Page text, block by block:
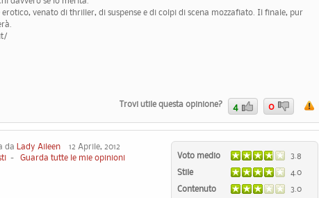
venato di thriller, di suspense e di colpi di scena mozzafiato. Il finale, pur
Trovi utile questa opinione? 4 0
Voto medio
3.8
Stile
4.0
Contenuto
3.0
da Lady Aileen 12 Aprile, 2012
- Guarda tutte le mie opinioni